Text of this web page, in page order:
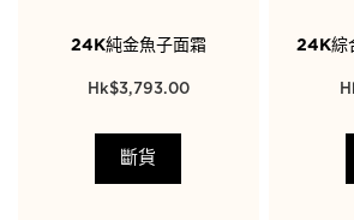
24K純金魚子面霜
$3,793.00
斷貨
24K綜